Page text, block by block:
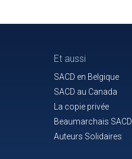
Et aussi
SACD en Belgique
SACD au Canada
La copie privée
Beaumarchais SACD
Auteurs Solidaires